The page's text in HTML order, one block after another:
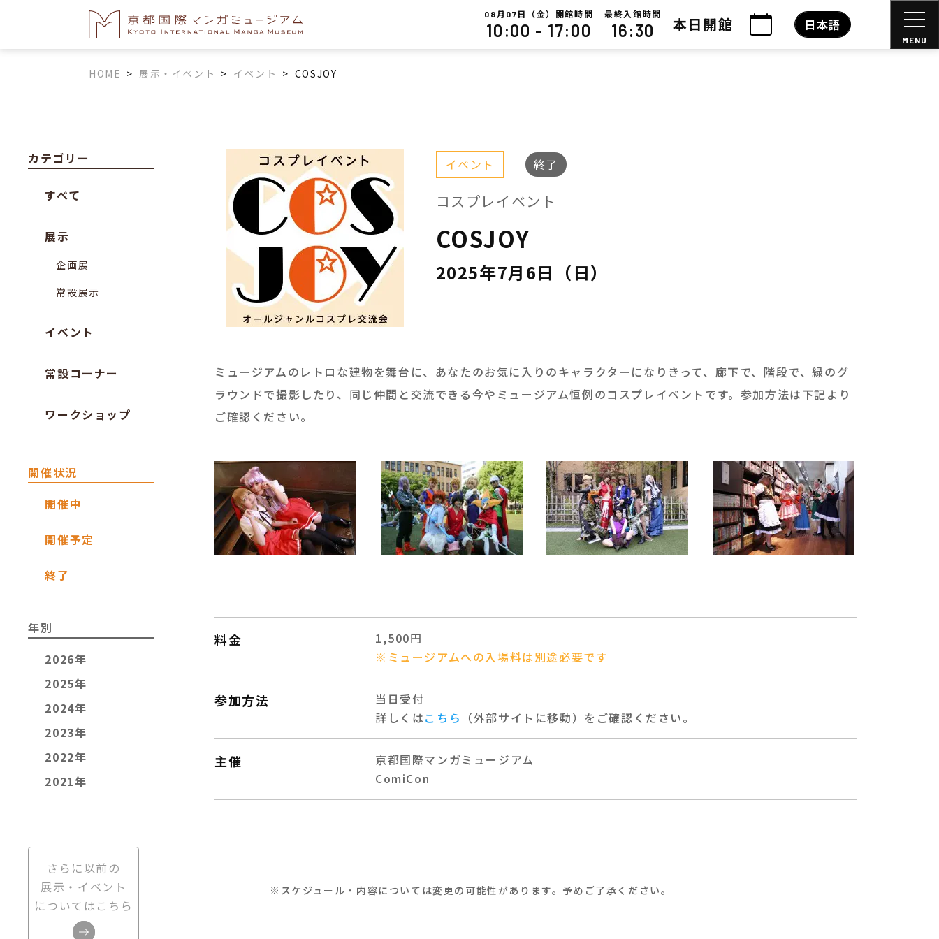
08 月 07 日（金）開館時間
10:00 - 17:00
最終入館時間
16:30 本日開館 日本語
MENU
HOME > 展示・イベント > イベント > COSJOY
イベント 終了
コスプレイベント
COSJOY
2025年7月6日（日）
ミュージアムのレトロな建物を舞台に、あなたのお気に入りのキャラクターになりきって、廊下で、階段で、緑のグ
ラウンドで撮影したり、同じ仲間と交流できる今やミュージアム恒例のコスプレイベントです。参加方法は下記より
ご確認ください。
料金
1,500円
※ミュージアムへの入場料は別途必要です
参加方法
当日受付
詳しくはこちら （外部サイトに移動）をご確認ください。
主催
京都国際マンガミュージアム
ComiCon
※スケジュール・内容については変更の可能性があります。予めご了承ください。
カテゴリー
すべて
展示
企画展
常設展示
イベント
常設コーナー
ワークショップ
開催状況
開催中
開催予定
終了
年別
2026年
2025年
2024年
2023年
2022年
2021年
さらに以前の
展示・イベント
についてはこちら